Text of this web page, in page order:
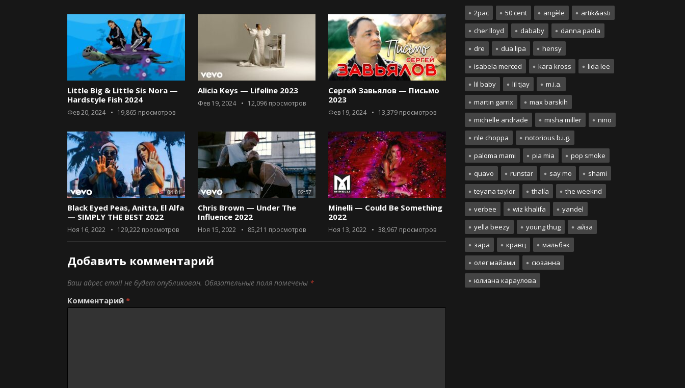
Little Big & Little Sis Nora —
Hardstyle Fish 2024
Фев 20, 2024 19,865 просмотров
Alicia Keys — Lifeline 2023
Фев 19, 2024 12,096 просмотров
Сергей Завьялов — Письмо
2023
Фев 19, 2024 13,379 просмотров
04:01
Black Eyed Peas, Anitta, El Alfa
— SIMPLY THE BEST 2022
Ноя 16, 2022 129,222 просмотров
02:57
Chris Brown — Under The
Influence 2022
Ноя 15, 2022 85,211 просмотров
Minelli — Could Be Something
2022
Ноя 13, 2022 38,967 просмотров
Добавить комментарий
Ваш адрес email не будет опубликован. Обязательные поля помечены *
Комментарий *
2pac 50 cent angèle
artik&asti
cher lloyd
dababy
danna paola
dre
dua lipa
hensy
isabela merced
kara kross
lida lee
lil baby
lil tjay
m.i.a.
martin garrix
max barskih
michelle andrade
misha miller
nino
nle choppa
notorious b.i.g.
paloma mami
pia mia
pop smoke
quavo
runstar say mo
shami
teyana taylor
thalía
the weeknd
verbee
wiz khalifa
yandel
yella beezy
young thug
айза
зара
кравц
мальбэк
олег майами
сюзанна
юлиана караулова